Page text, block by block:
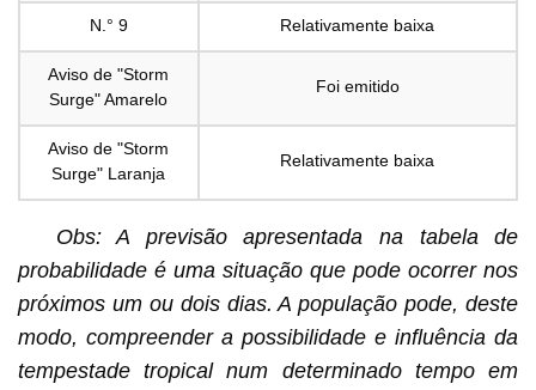
N.° 9 Relativamente baixa
Aviso de "Storm
Surge" Amarelo
Foi emitido
Aviso de "Storm
Surge" Laranja
Relativamente baixa
Obs: A previsão apresentada na tabela de
probabilidade é uma situação que pode ocorrer nos
próximos um ou dois dias. A população pode, deste
modo, compreender a possibilidade e influência da
tempestade tropical num determinado tempo em